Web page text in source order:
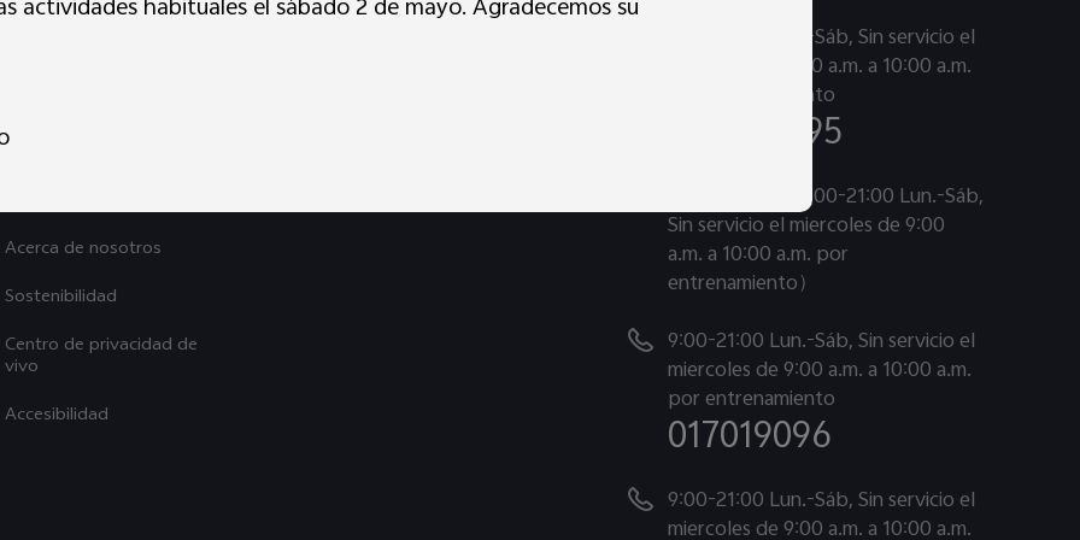
La vida en vivo
Acerca de nosotros
Sostenibilidad
Centro de privacidad de
vivo
Accesibilidad
9:00-21:00 Lun.-Sáb, Sin servicio el
miercoles de 9:00 a.m. a 10:00 a.m.
por entrenamiento
080074895
Chat en vivo（9:00-21:00 Lun.-Sáb,
Sin servicio el miercoles de 9:00
a.m. a 10:00 a.m. por
entrenamiento）
9:00-21:00 Lun.-Sáb, Sin servicio el
miercoles de 9:00 a.m. a 10:00 a.m.
por entrenamiento
017019096
9:00-21:00 Lun.-Sáb, Sin servicio el
miercoles de 9:00 a.m. a 10:00 a.m.
actividades habituales el sábado 2 de mayo. Agradecemos su